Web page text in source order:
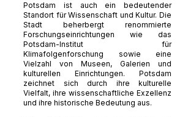
Potsdam ist auch ein bedeutender
Standort für Wissenschaft und Kultur. Die
Stadt beherbergt renommierte
Forschungseinrichtungen wie das
Potsdam-Institut für
Klimafolgenforschung sowie eine
Vielzahl von Museen, Galerien und
kulturellen Einrichtungen. Potsdam
zeichnet sich durch ihre kulturelle
Vielfalt, ihre wissenschaftliche Exzellenz
und ihre historische Bedeutung aus.